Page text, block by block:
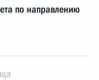
по направлению